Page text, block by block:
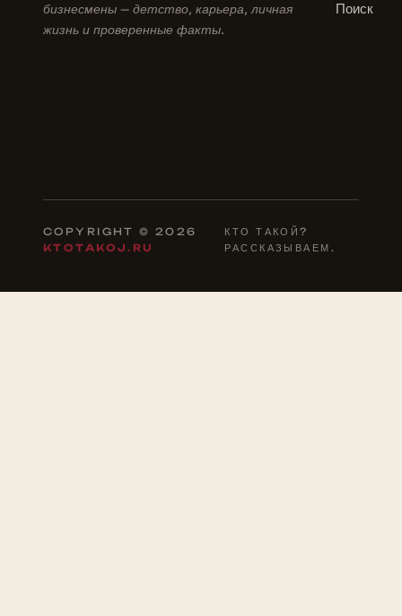
бизнесмены — детство, карьера, личная
жизнь и проверенные факты.
Поиск
COPYRIGHT © 2026
KTOTAKOJ.RU
КТО ТАКОЙ?
РАССКАЗЫВАЕМ.